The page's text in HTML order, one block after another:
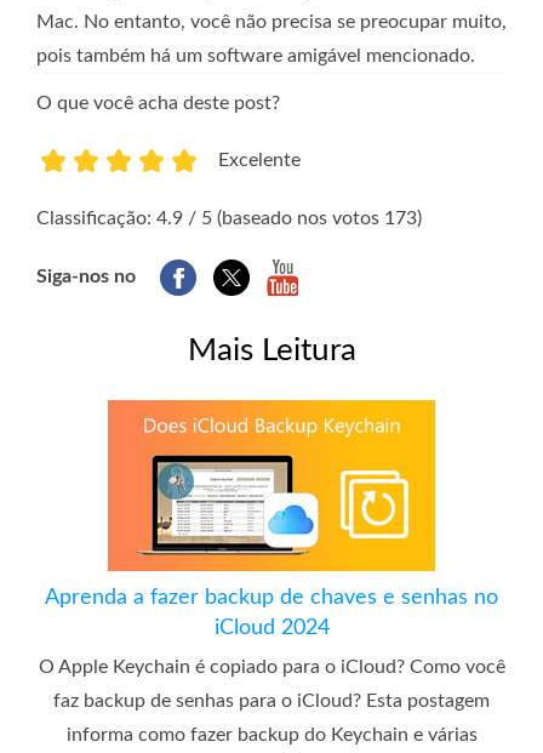
Mac. No entanto, você não precisa se preocupar muito,
pois também há um software amigável mencionado.
O que você acha deste post?
Excelente
Classificação: 4.9 / 5 (baseado nos votos 173)
Siga-nos no
Mais Leitura
Aprenda a fazer backup de chaves e senhas no
iCloud 2024
O Apple Keychain é copiado para o iCloud? Como você
faz backup de senhas para o iCloud? Esta postagem
informa como fazer backup do Keychain e várias